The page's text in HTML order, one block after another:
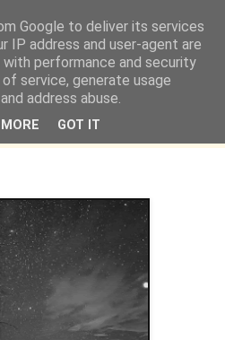
née
rêveurs" mais shush shush,
mon carnet de peau. « Soyez
sont déjà pris. » Oscar Wilde
Google to deliver its services
IP address and user-agent are
performance and security
service, generate usage
address abuse.
GOT IT